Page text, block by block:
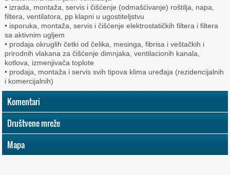
• izrada, montaža, servis i čišćenje (odmašćivanje) roštilja, napa,
filtera, ventilatora, pp klapni u ugostiteljstvu
• isporuka, montaža, servis i čišćenje elektrostatičkih filtera i filtera
sa aktivnim ugljem
• prodaja okruglih četki od čelika, mesinga, fibrisa i veštačkih i
prirodnih vlakana za čišćenje dimnjaka, ventilacionih kanala,
kotlova, izmenjivača toplote
• prodaja, montaža i servis svih tipova klima uređaja (rezidencijalnih
i komercijalnih)
Komentari
Društvene mreže
Mapa